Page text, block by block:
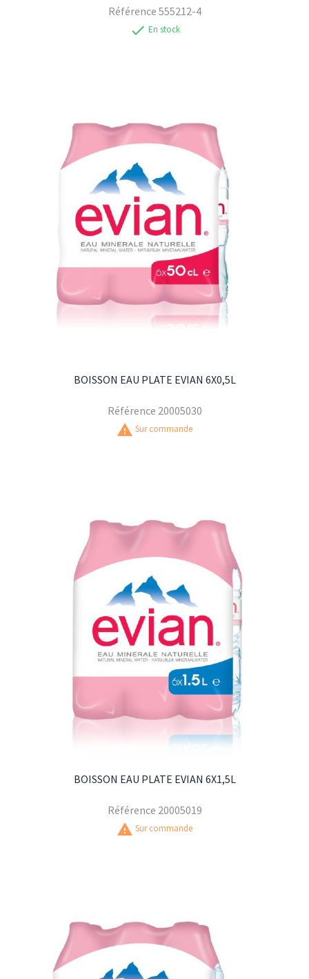
Référence 555212-4
check En stock
BOISSON EAU PLATE EVIAN 6X0,5L
Référence 20005030
warning Sur commande
BOISSON EAU PLATE EVIAN 6X1,5L
Référence 20005019
warning Sur commande